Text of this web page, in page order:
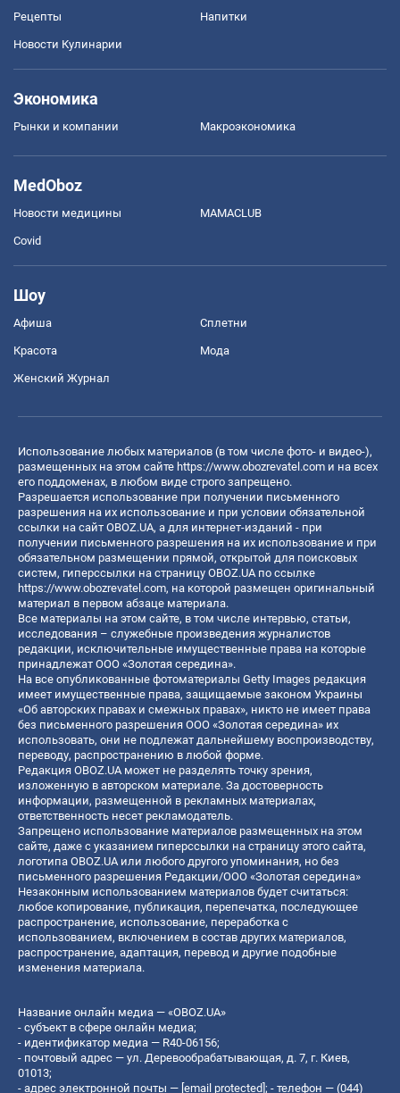
Рецепты Напитки
Новости Кулинарии
Экономика
Рынки и компании Mакроэкономика
MedOboz
Новости медицины MAMACLUB
Covid
Шоу
Афиша Сплетни
Красота Мода
Женский Журнал
Использование любых материалов (в том числе фото- и видео-),
размещенных на этом сайте https://www.obozrevatel.com и на всех
его поддоменах, в любом виде строго запрещено.
Разрешается использование при получении письменного
разрешения на их использование и при условии обязательной
ссылки на сайт OBOZ.UA, а для интернет-изданий - при
получении письменного разрешения на их использование и при
обязательном размещении прямой, открытой для поисковых
систем, гиперссылки на страницу OBOZ.UA по ссылке
https://www.obozrevatel.com, на которой размещен оригинальный
материал в первом абзаце материала.
Все материалы на этом сайте, в том числе интервью, статьи,
исследования – служебные произведения журналистов
редакции, исключительные имущественные права на которые
принадлежат ООО «Золотая середина».
На все опубликованные фотоматериалы Getty Images редакция
имеет имущественные права, защищаемые законом Украины
«Об авторских правах и смежных правах», никто не имеет права
без письменного разрешения ООО «Золотая середина» их
использовать, они не подлежат дальнейшему воспроизводству,
переводу, распространению в любой форме.
Редакция OBOZ.UA может не разделять точку зрения,
изложенную в авторском материале. За достоверность
информации, размещенной в рекламных материалах,
ответственность несет рекламодатель.
Запрещено использование материалов размещенных на этом
сайте, даже с указанием гиперссылки на страницу этого сайта,
логотипа OBOZ.UA или любого другого упоминания, но без
письменного разрешения Редакции/ООО «Золотая середина»
Незаконным использованием материалов будет считаться:
любое копирование, публикация, перепечатка, последующее
распространение, использование, переработка с
использованием, включением в состав других материалов,
распространение, адаптация, перевод и другие подобные
изменения материала.
Название онлайн медиа — «OBOZ.UA»
- субъект в сфере онлайн медиа;
- идентификатор медиа — R40-06156;
- почтовый адрес — ул. Деревообрабатывающая, д. 7, г. Киев,
01013;
- адрес электронной почты — [email protected] ; - телефон — (044)